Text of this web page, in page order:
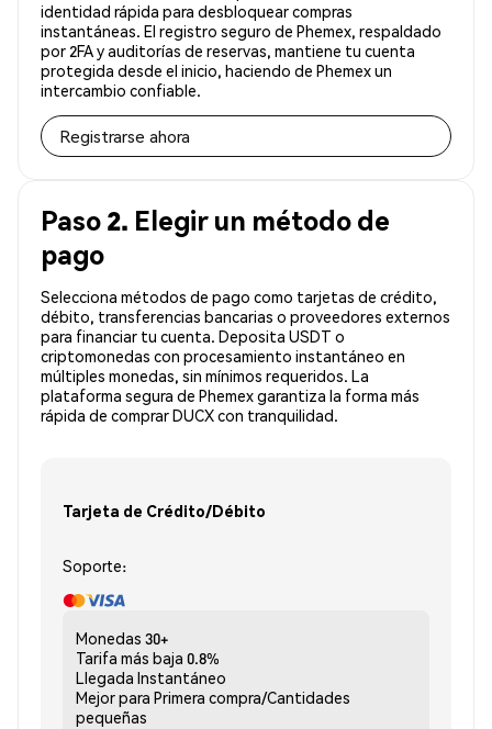
identidad rápida para desbloquear compras
instantáneas. El registro seguro de Phemex, respaldado
por 2FA y auditorías de reservas, mantiene tu cuenta
protegida desde el inicio, haciendo de Phemex un
intercambio confiable.
Registrarse ahora
Paso 2. Elegir un método de
pago
Selecciona métodos de pago como tarjetas de crédito,
débito, transferencias bancarias o proveedores externos
para financiar tu cuenta. Deposita USDT o
criptomonedas con procesamiento instantáneo en
múltiples monedas, sin mínimos requeridos. La
plataforma segura de Phemex garantiza la forma más
rápida de comprar DUCX con tranquilidad.
Tarjeta de Crédito/Débito
Soporte:
Monedas 30+
Tarifa más baja 0.8%
Llegada Instantáneo
Mejor para Primera compra/Cantidades
pequeñas